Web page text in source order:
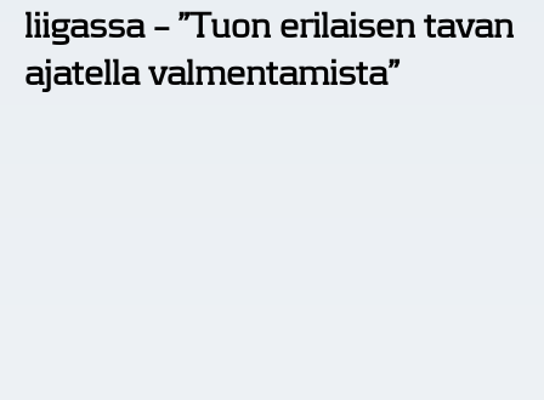
ANALYYSIT
liigassa – ”Tuon erilaisen tavan
ajatella valmentamista”